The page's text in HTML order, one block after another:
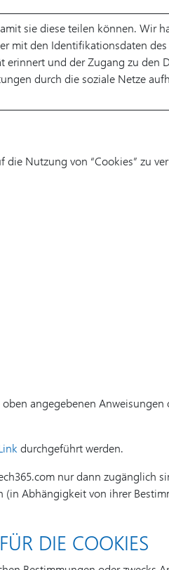
sie diese teilen können. Wir
mit den Identifikationsdaten
erinnert und der Zugang zu den
durch die soziale Netze
Nutzung von “Cookies” zu
angegebenen
durchgeführt werden.
nur dann zugänglich
Abhängigkeit von ihrer
DIE COOKIES